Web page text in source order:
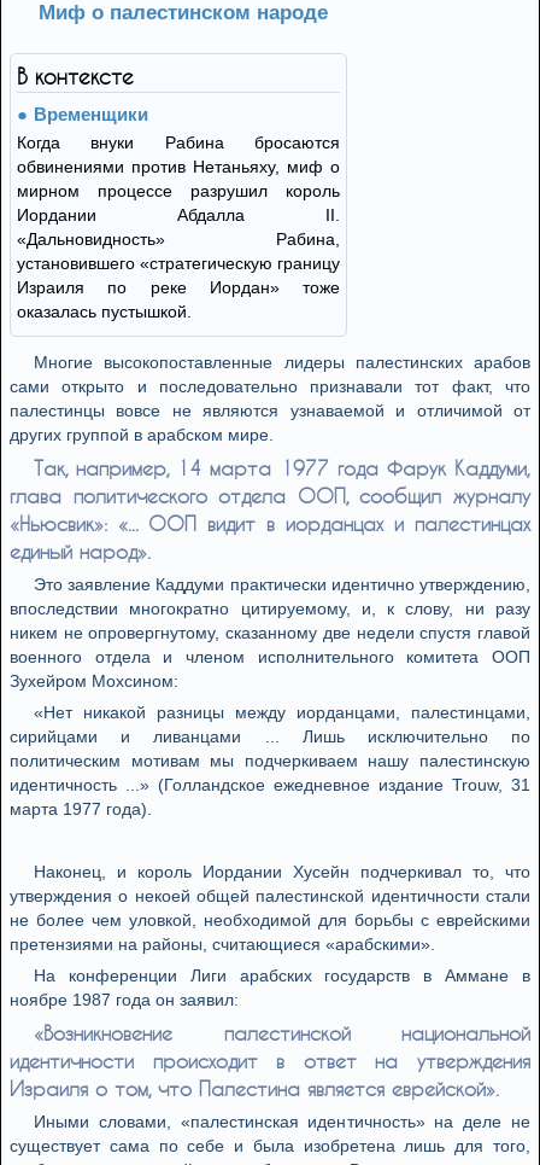
Миф о палестинском народе
В контексте
Временщики
Когда внуки Рабина бросаются
обвинениями против Нетаньяху, миф о
мирном процессе разрушил король
Иордании Абдалла II.
«Дальновидность» Рабина,
установившего «стратегическую границу
Израиля по реке Иордан» тоже
оказалась пустышкой.
Многие высокопоставленные лидеры палестинских арабов
сами открыто и последовательно признавали тот факт, что
палестинцы вовсе не являются узнаваемой и отличимой от
других группой в арабском мире.
Так, например, 14 марта 1977 года Фарук Каддуми,
глава политического отдела ООП, сообщил журналу
«Ньюсвик»: «... ООП видит в иорданцах и палестинцах
единый народ».
Это заявление Каддуми практически идентично утверждению,
впоследствии многократно цитируемому, и, к слову, ни разу
никем не опровергнутому, сказанному две недели спустя главой
военного отдела и членом исполнительного комитета ООП
Зухейром Мохсином:
«Нет никакой разницы между иорданцами, палестинцами,
сирийцами и ливанцами ... Лишь исключительно по
политическим мотивам мы подчеркиваем нашу палестинскую
идентичность ...» (Голландское ежедневное издание Trouw, 31
марта 1977 года).
Наконец, и король Иордании Хусейн подчеркивал то, что
утверждения о некоей общей палестинской идентичности стали
не более чем уловкой, необходимой для борьбы с еврейскими
претензиями на районы, считающиеся «арабскими».
На конференции Лиги арабских государств в Аммане в
ноябре 1987 года он заявил:
«Возникновение палестинской национальной
идентичности происходит в ответ на утверждения
Израиля о том, что Палестина является еврейской».
Иными словами, «палестинская идентичность» на деле не
существует сама по себе и была изобретена лишь для того,